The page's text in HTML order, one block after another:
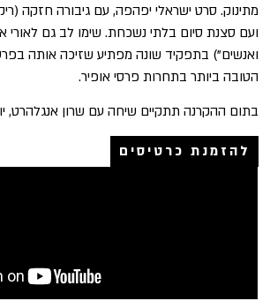
מתינוק. סרט ישראלי יפהפה, עם גיבורה חזקה
ועם סצנת סיום בלתי נשכחת. שימו לב גם לאורי
ואנשים") בתפקיד שונה מפתיע שזיכה אותה
הטובה ביותר בתחרות פרסי אופיר.
בתום ההקרנה תתקיים שיחה עם שרון אנגלהרט,
להזמנת כרטיסים